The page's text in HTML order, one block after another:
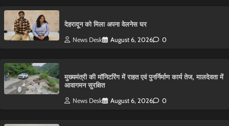
देहरादून को मिला अपना वेलनेस घर
News Desk August 6, 2026 0
मुख्यमंत्री की मॉनिटरिंग में राहत एवं पुनर्निर्माण कार्य तेज, मालदेवता में
आवागमन सुरक्षित
News Desk August 6, 2026 0